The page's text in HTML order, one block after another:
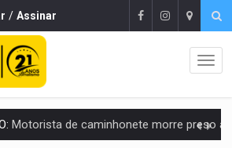
/ Assinar
Seis lugares gratuitos para aproveitar o fim de semana